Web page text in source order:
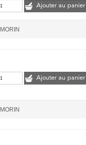
Ajouter au panier
MORIN
Ajouter au panier
MORIN